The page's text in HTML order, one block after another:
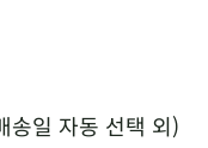
송일 자동 선택 외)